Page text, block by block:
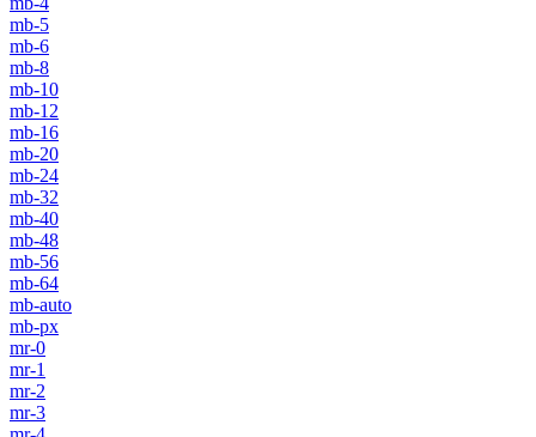
mb-5
mb-6
mb-8
mb-10
mb-12
mb-16
mb-20
mb-24
mb-32
mb-40
mb-48
mb-56
mb-64
mb-auto
mb-px
mr-0
mr-1
mr-2
mr-3